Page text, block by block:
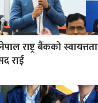
राष्ट्र बैंकको
राई